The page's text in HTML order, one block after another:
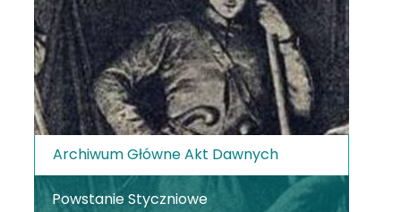
Archiwum Główne Akt Dawnych
Powstanie Styczniowe